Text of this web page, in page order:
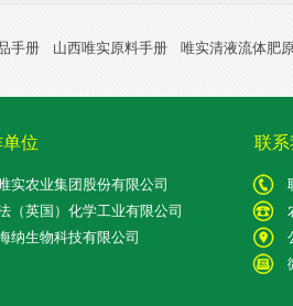
手册 山西唯实原料手册 唯实清液流体肥
位 联
实农业集团股份有限公司
（英国）化学工业有限公司
纳生物科技有限公司